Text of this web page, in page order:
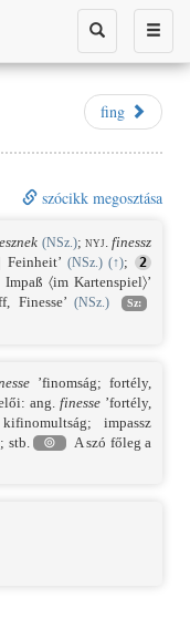
Toggle
Toggle
search
fing
szócikk megosztása
(NSz.); nyj. finessz
(NSz.) (↑); 2
〈im Kartenspiel〉’
Finesse’ (NSz.) Sz:
’finomság; fortély,
ang. finesse’fortély,
impassz
stb. ⊚
A szó főleg a